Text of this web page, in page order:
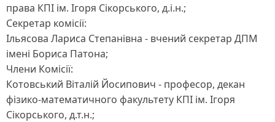
права КПІ ім. Ігоря Сікорського, д.і.н.;
Секретар комісії:
Ільясова Лариса Степанівна - вчений секретар ДПМ
імені Бориса Патона;
Члени Комісії:
Котовський Віталій Йосипович - професор, декан
фізико-математичного факультету КПІ ім. Ігоря
Сікорського, д.т.н.;